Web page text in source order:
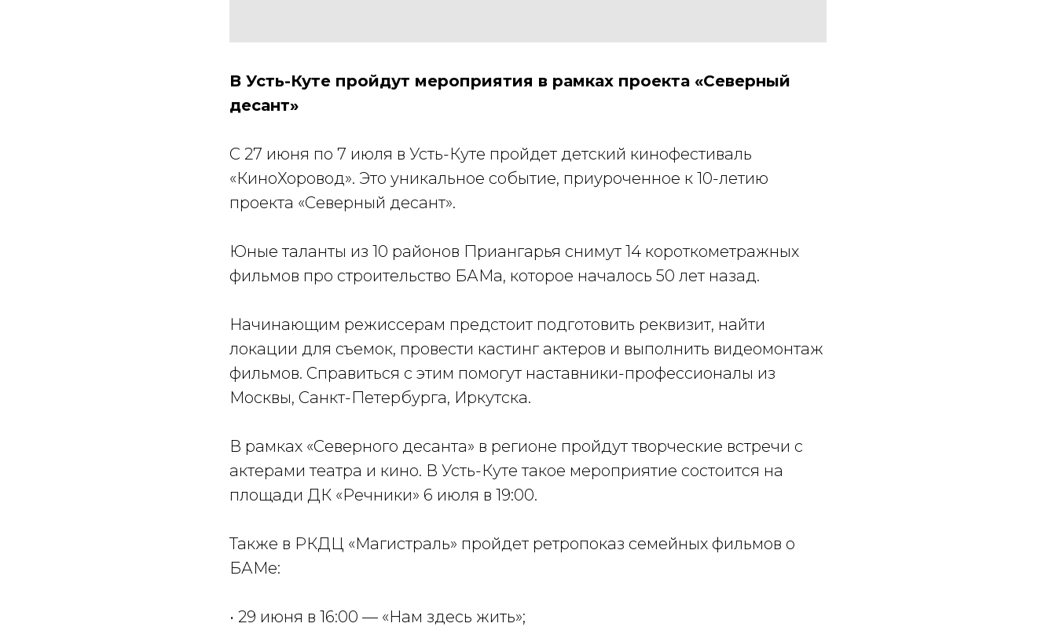
В Усть-Куте пройдут мероприятия в рамках проекта «Северный
десант»
С 27 июня по 7 июля в Усть-Куте пройдет детский кинофестиваль
«КиноХоровод». Это уникальное событие, приуроченное к 10-летию
проекта «Северный десант».
Юные таланты из 10 районов Приангарья снимут 14 короткометражных
фильмов про строительство БАМа, которое началось 50 лет назад.
Начинающим режиссерам предстоит подготовить реквизит, найти
локации для съемок, провести кастинг актеров и выполнить видеомонтаж
фильмов. Справиться с этим помогут наставники-профессионалы из
Москвы, Санкт-Петербурга, Иркутска.
В рамках «Северного десанта» в регионе пройдут творческие встречи с
актерами театра и кино. В Усть-Куте такое мероприятие состоится на
площади ДК «Речники» 6 июля в 19:00.
Также в РКДЦ «Магистраль» пройдет ретропоказ семейных фильмов о
БАМе:
• 29 июня в 16:00 — «Нам здесь жить»;